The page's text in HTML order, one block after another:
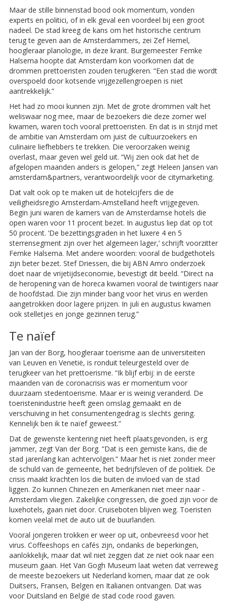
Maar de stille binnenstad bood ook momentum, vonden
experts en politici, of in elk geval een voordeel bij een groot
nadeel. De stad kreeg de kans om het historische centrum
terug te ­geven aan de Amsterdammers, zei Zef Hemel,
hoogleraar planologie, in deze krant. Burgemeester Femke
Halsema hoopte dat Amsterdam kon voorkomen dat de
drommen prettoeristen zouden terugkeren. “Een stad die wordt
overspoeld door kotsende vrijgezellengroepen is niet
aantrekkelijk.”
Het had zo mooi kunnen zijn. Met de grote drommen valt het
weliswaar nog mee, maar de bezoekers die deze zomer wel
kwamen, waren toch vooral prettoeristen. En dat is in strijd met
de ambitie van Amsterdam om juist de cultuurzoekers en
culinaire liefhebbers te trekken. Die veroorzaken weinig
overlast, maar geven wel geld uit. “Wij zien ook dat het de
afgelopen maanden anders is gelopen,” zegt Heleen ­Jansen van
amsterdam&partners, verantwoordelijk voor de citymarketing.
Dat valt ook op te maken uit de hotelcijfers die de
veiligheidsregio Amsterdam-Amstelland heeft vrijgegeven.
Begin juni waren de kamers van de Amsterdamse hotels die
open waren voor 11 procent bezet. In augustus liep dat op tot
50 procent. ‘De bezettingsgraden in het luxere 4 en 5
sterrensegment zijn over het algemeen lager,’ schrijft voorzitter
Femke Halsema. Met andere woorden: vooral de budgethotels
zijn beter bezet. Stef Driessen, die bij ABN Amro onderzoek
doet naar de vrijetijdseconomie, bevestigt dit beeld. “Direct na
de heropening van de horeca kwamen vooral de twintigers naar
de hoofdstad. Die zijn minder bang voor het virus en werden
aangetrokken door lagere prijzen. In juli en augustus kwamen
ook stelletjes en jonge gezinnen terug.”
Te naïef
Jan van der Borg, hoogleraar toerisme aan de universiteiten
van Leuven en Venetië, is ronduit teleurgesteld over de
terugkeer van het pret­toerisme. “Ik blijf erbij: in de eerste
maanden van de coronacrisis was er momentum voor
duurzaam stedentoerisme. Maar er is weinig veranderd. De
toeristenindustrie heeft geen omslag gemaakt en de
verschuiving in het consumentengedrag is slechts gering.
Kennelijk ben ik te naïef geweest.”
Dat de gewenste kentering niet heeft plaats­gevonden, is erg
jammer, zegt Van der Borg. “Dat is een gemiste kans, die de
stad jarenlang kan achtervolgen.” Maar het is niet zonder meer
de schuld van de gemeente, het bedrijfsleven of de politiek. De
crisis maakt krachten los die buiten de invloed van de stad
liggen. Zo kunnen Chinezen en Amerikanen niet meer naar ­
Amsterdam vliegen. Zakelijke congressen, die goed zijn voor de
luxehotels, gaan niet door. Cruiseboten blijven weg. Toeristen
komen veelal met de auto uit de buurlanden.
Vooral jongeren trokken er weer op uit, onbevreesd voor het
virus. Coffeeshops en cafés zijn, ondanks de beperkingen,
aanlokkelijk, maar dat wil niet zeggen dat ze niet ook naar een
museum gaan. Het Van Gogh Museum laat weten dat verreweg
de meeste bezoekers uit Nederland komen, maar dat ze ook
Duitsers, Fransen, Belgen en Italianen ontvangen. Dat was
voor Duitsland en België de stad code rood gaven.